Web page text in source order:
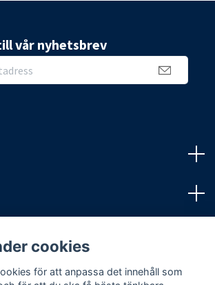
vår nyhetsbrev
cookies
för att anpassa det innehåll som